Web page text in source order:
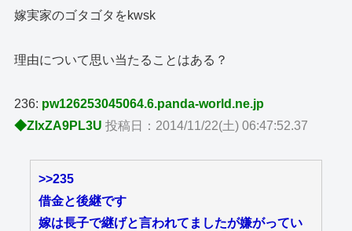
嫁実家のゴタゴタをkwsk
理由について思い当たることはある？
236: pw126253045064.6.panda-world.ne.jp
◆ZIxZA9PL3U 投稿日：2014/11/22(土) 06:47:52.37
>>235
借金と後継です
嫁は長子で継げと言われてましたが嫌がってい